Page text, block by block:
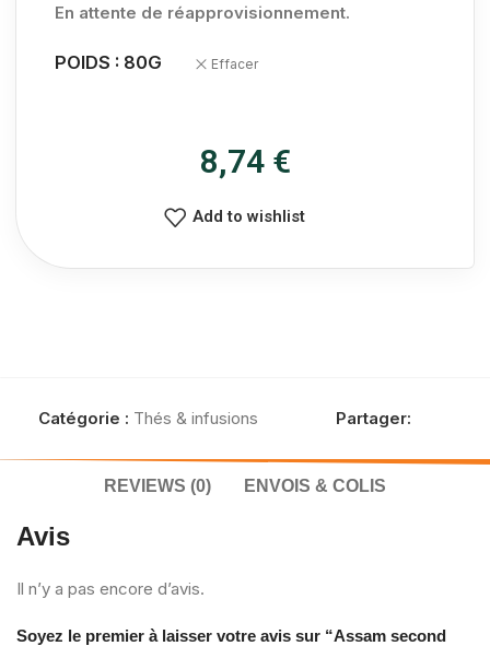
En attente de réapprovisionnement.
POIDS : 80G Effacer
8,74 €
Add to wishlist
Catégorie : Thés & infusions Partager:
REVIEWS (0) ENVOIS & COLIS
Avis
Il n’y a pas encore d’avis.
Soyez le premier à laisser votre avis sur “Assam second